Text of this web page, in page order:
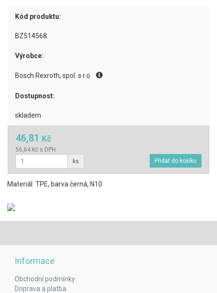
Kód produktu:
BZ514568
Výrobce:
Bosch Rexroth, spol. s r.o.
Dostupnost:
skladem
46,81 Kč
56,64 Kč s DPH
ks
Materiál: TPE, barva černá, N10
Informace
Obchodní podmínky
Doprava a platba